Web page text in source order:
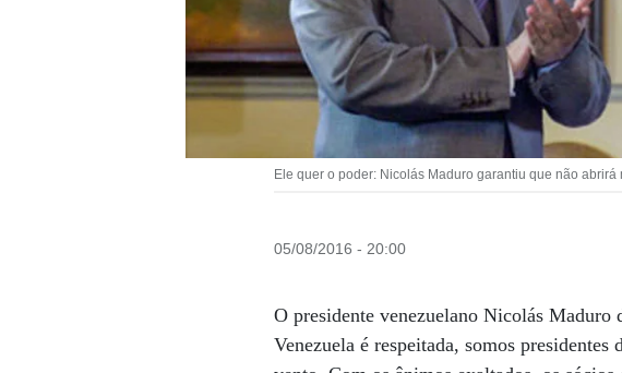
Ele quer o poder: Nicolás Maduro garantiu que não
05/08/2016 - 20:00
O presidente venezuelano Nicolás
Venezuela é respeitada, somos